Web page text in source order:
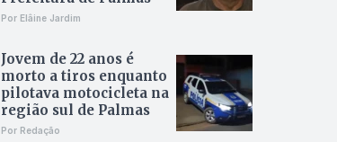
Por Elâine Jardim
Jovem de 22 anos é
morto a tiros enquanto
pilotava motocicleta na
região sul de Palmas
Por Redação